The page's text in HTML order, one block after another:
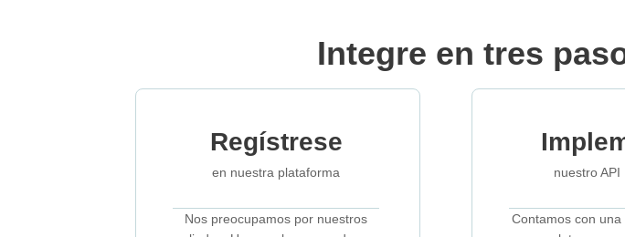
Integre en tres
Regístrese
en nuestra plataforma
Nos preocupamos por nuestros
nuestro API
Contamos con